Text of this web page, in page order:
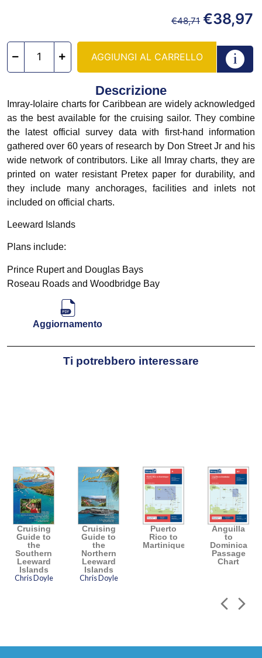
€48,71 €38,97
AGGIUNGI AL CARRELLO
Descrizione
Imray-Iolaire charts for Caribbean are widely acknowledged
as the best available for the cruising sailor. They combine
the latest official survey data with first-hand information
gathered over 60 years of research by Don Street Jr and his
wide network of contributors. Like all Imray charts, they are
printed on water resistant Pretex paper for durability, and
they include many anchorages, facilities and inlets not
included on official charts.
Leeward Islands
Plans include:
Prince Rupert and Douglas Bays
Roseau Roads and Woodbridge Bay
Aggiornamento
Ti potrebbero interessare
Cruising
Guide to
the
Southern
Leeward
Islands
Chris Doyle
Cruising
Guide to
the
Northern
Leeward
Islands
Chris Doyle
Puerto
Rico to
Martinique
Anguilla
to
Dominica
Passage
Chart